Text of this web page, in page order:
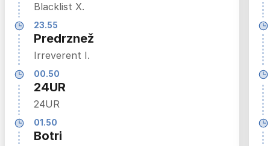
Blacklist X.
23.55
Predrznež
Irreverent I.
00.50
24UR
24UR
01.50
Botri